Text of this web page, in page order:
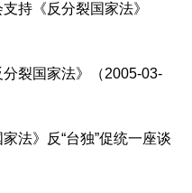
持《反分裂国家法》
裂国家法》（2005-03-
法》反“台独”促统一座谈